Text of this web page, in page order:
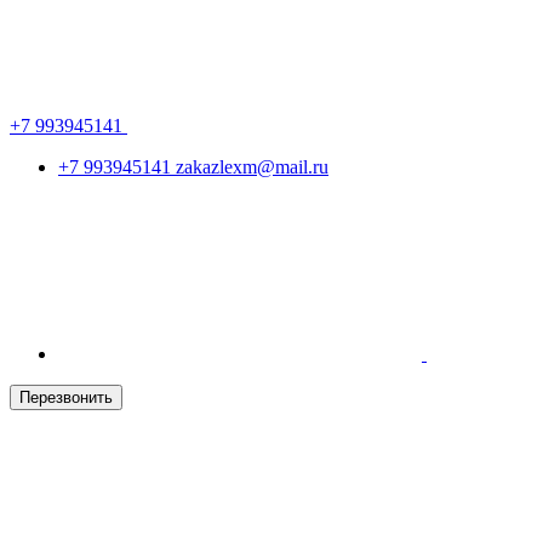
+7 993945141
+7 993945141 zakazlexm@mail.ru
Перезвонить